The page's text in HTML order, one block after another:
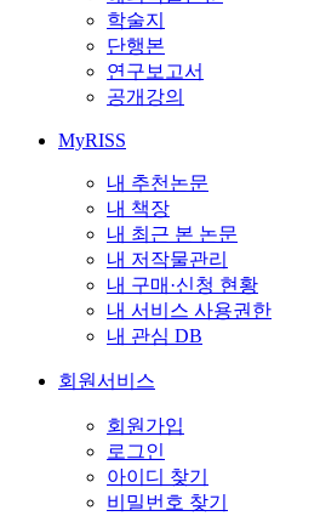
학술지
단행본
연구보고서
공개강의
MyRISS
내 추천논문
내 책장
내 최근 본 논문
내 저작물관리
내 구매·신청 현황
내 서비스 사용권한
내 관심 DB
회원서비스
회원가입
로그인
아이디 찾기
비밀번호 찾기